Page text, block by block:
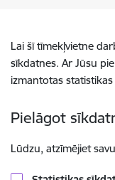
Lai šī tīmekļvietne
sīkdatnes. Ar Jūsu
izmantotas
Pielāgot
Lūdzu, atzīmējiet